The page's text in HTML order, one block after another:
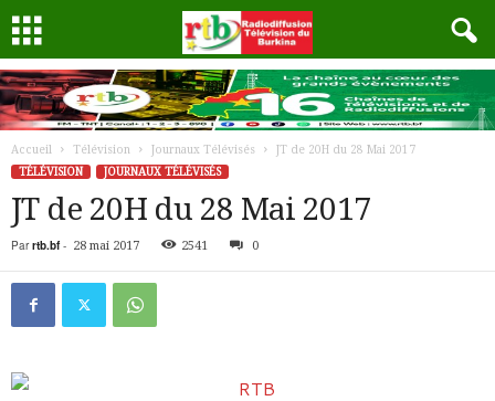
Accueil Télévision Journaux Télévisés
JT de 20H du 28 Mai 2017
TÉLÉVISION
JOURNAUX TÉLÉVISÉS
JT de 20H du 28 Mai 2017
Par rtb.bf- 28 mai 2017 2541 0